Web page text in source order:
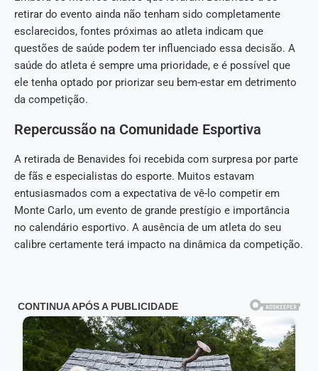
retirar do evento ainda não tenham sido completamente
esclarecidos, fontes próximas ao atleta indicam que
questões de saúde podem ter influenciado essa decisão. A
saúde do atleta é sempre uma prioridade, e é possível que
ele tenha optado por priorizar seu bem-estar em detrimento
da competição.
Repercussão na Comunidade Esportiva
A retirada de Benavides foi recebida com surpresa por parte
de fãs e especialistas do esporte. Muitos estavam
entusiasmados com a expectativa de vê-lo competir em
Monte Carlo, um evento de grande prestígio e importância
no calendário esportivo. A ausência de um atleta do seu
calibre certamente terá impacto na dinâmica da competição.